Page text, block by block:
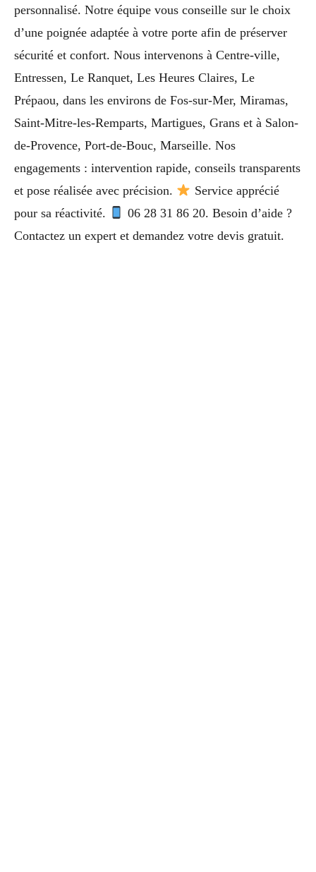
personnalisé. Notre équipe vous conseille sur le choix
d’une poignée adaptée à votre porte afin de préserver
sécurité et confort. Nous intervenons à Centre-ville,
Entressen, Le Ranquet, Les Heures Claires, Le
Prépaou, dans les environs de Fos-sur-Mer, Miramas,
Saint-Mitre-les-Remparts, Martigues, Grans et à Salon-
de-Provence, Port-de-Bouc, Marseille. Nos
engagements : intervention rapide, conseils transparents
et pose réalisée avec précision.
Service apprécié
pour sa réactivité.
06 28 31 86 20. Besoin d’aide ?
Contactez un expert et demandez votre devis gratuit.